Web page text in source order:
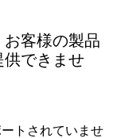
客様の製品
供できませ
トされていませ